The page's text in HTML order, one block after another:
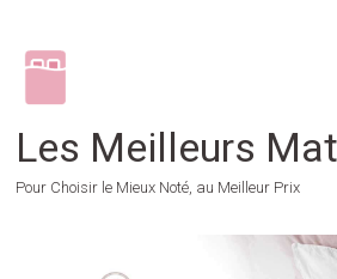
content
Les Meilleurs
Pour Choisir le Mieux Noté, au Meilleur Prix